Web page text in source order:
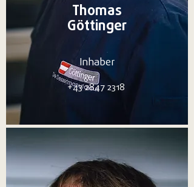
Göttinger
Thomas
Inhaber
+43 2847 2318